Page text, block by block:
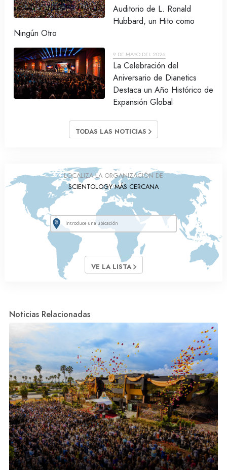
Auditorio de L. Ronald
Hubbard, un Hito como
Ningún Otro
9 DE MAYO DEL 2026
La Celebración del
Aniversario de Dianetics
Destaca un Año Histórico de
Expansión Global
TODAS LAS NOTICIAS
LOCALIZA LA ORGANIZACIÓN DE
SCIENTOLOGY MÁS CERCANA
VE LA LISTA
Noticias Relacionadas